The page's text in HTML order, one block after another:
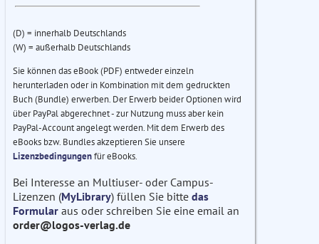
(D) = innerhalb Deutschlands
(W) = außerhalb Deutschlands
Sie können das eBook (PDF) entweder einzeln
herunterladen oder in Kombination mit dem gedruckten
Buch (Bundle) erwerben. Der Erwerb beider Optionen wird
über PayPal abgerechnet - zur Nutzung muss aber kein
PayPal-Account angelegt werden. Mit dem Erwerb des
eBooks bzw. Bundles akzeptieren Sie unsere
Lizenzbedingungenfür eBooks.
Bei Interesse an Multiuser- oder Campus-
Lizenzen (MyLibrary) füllen Sie bitte das
Formular aus oder schreiben Sie eine email an
order@logos-verlag.de